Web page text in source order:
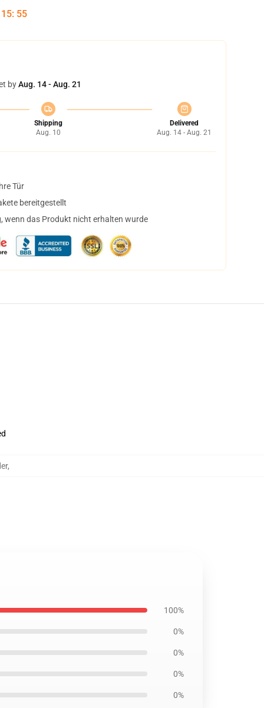
15: 54
byAug. 14 - Aug. 21
Shipping
Aug. 10
Delivered
Aug. 14 - Aug. 21
Tür
bereitgestellt
wenn das Produkt nicht erhalten wurde
,
100%
0%
0%
0%
0%